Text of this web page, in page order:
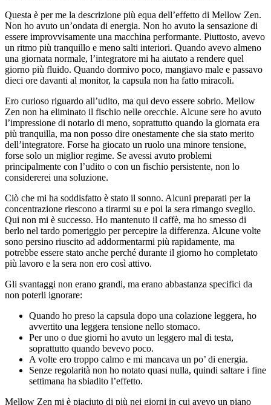
Questa è per me la descrizione più equa dell’effetto di Mellow Zen.
Non ho avuto un’ondata di energia. Non ho avuto la sensazione di
essere improvvisamente una macchina performante. Piuttosto, avevo
un ritmo più tranquillo e meno salti interiori. Quando avevo almeno
una giornata normale, l’integratore mi ha aiutato a rendere quel
giorno più fluido. Quando dormivo poco, mangiavo male e passavo
dieci ore davanti al monitor, la capsula non ha fatto miracoli.
Ero curioso riguardo all’udito, ma qui devo essere sobrio. Mellow
Zen non ha eliminato il fischio nelle orecchie. Alcune sere ho avuto
l’impressione di notarlo di meno, soprattutto quando la giornata era
più tranquilla, ma non posso dire onestamente che sia stato merito
dell’integratore. Forse ha giocato un ruolo una minore tensione,
forse solo un miglior regime. Se avessi avuto problemi
principalmente con l’udito o con un fischio persistente, non lo
considererei una soluzione.
Ciò che mi ha soddisfatto è stato il sonno. Alcuni preparati per la
concentrazione riescono a tirarmi su e poi la sera rimango sveglio.
Qui non mi è successo. Ho mantenuto il caffè, ma ho smesso di
berlo nel tardo pomeriggio per percepire la differenza. Alcune volte
sono persino riuscito ad addormentarmi più rapidamente, ma
potrebbe essere stato anche perché durante il giorno ho completato
più lavoro e la sera non ero così attivo.
Gli svantaggi non erano grandi, ma erano abbastanza specifici da
non poterli ignorare:
Quando ho preso la capsula dopo una colazione leggera, ho
avvertito una leggera tensione nello stomaco.
Per uno o due giorni ho avuto un leggero mal di testa,
soprattutto quando bevevo poco.
A volte ero troppo calmo e mi mancava un po’ di energia.
Senze regolarità non ho notato quasi nulla, quindi saltare i fine
settimana ha sbiadito l’effetto.
Mellow Zen mi è piaciuto di più nei giorni in cui avevo un piano